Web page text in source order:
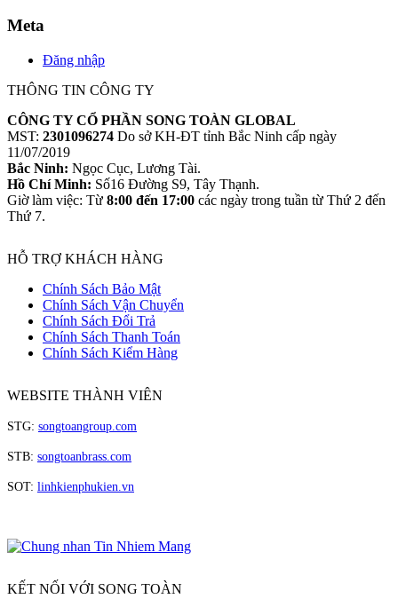
Meta
Đăng nhập
THÔNG TIN CÔNG TY
CÔNG TY CỔ PHẦN SONG TOÀN GLOBAL
MST: 2301096274 Do sở KH-ĐT tỉnh Bắc Ninh cấp ngày
11/07/2019
Bắc Ninh: Ngọc Cục, Lương Tài.
Hồ Chí Minh: Số16 Đường S9, Tây Thạnh.
Giờ làm việc: Từ 8:00 đến 17:00 các ngày trong tuần từ Thứ 2 đến
Thứ 7.
HỖ TRỢ KHÁCH HÀNG
Chính Sách Bảo Mật
Chính Sách Vận Chuyển
Chính Sách Đổi Trả
Chính Sách Thanh Toán
Chính Sách Kiểm Hàng
WEBSITE THÀNH VIÊN
STG: songtoangroup.com
STB: songtoanbrass.com
SOT: linhkienphukien.vn
KẾT NỐI VỚI SONG TOÀN